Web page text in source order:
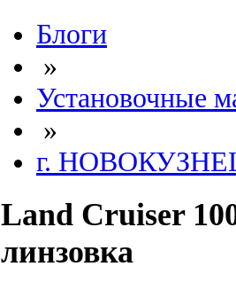
Блоги
»
Установочные
»
г.
Land Cruiser
линзовка